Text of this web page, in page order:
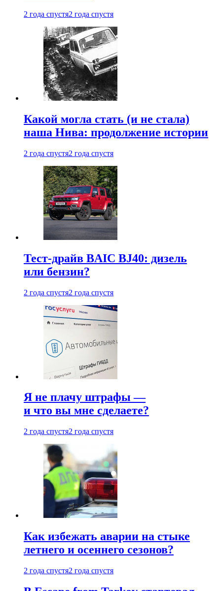
2 года спустя2 года спустя
Какой могла стать (и не стала)
наша Нива: продолжение истории
2 года спустя2 года спустя
Тест-драйв BAIC BJ40: дизель
или бензин?
2 года спустя2 года спустя
Я не плачу штрафы —
и что вы мне сделаете?
2 года спустя2 года спустя
Как избежать аварии на стыке
летнего и осеннего сезонов?
2 года спустя2 года спустя